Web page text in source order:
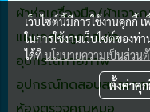
ผ้าห่อเครื่องมือ/ผ้าเจาะ
แผนกกระดูกและข้อ
อุปกรณ์กายภาพ
อุปกรณ์ทดสอบสมรรถ
เว็บไซต์นี้มีการใช้งานคุกกี้
ในการใช้งานเว็บไซต์ของท่
ได้ที่นโยบายความเป็นส่วน
ตั้งค่าคุ